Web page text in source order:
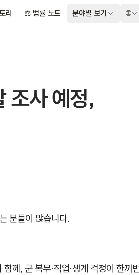
리 ⚖️ 법률 노트 분야별 보기 🌐
조사 예정,
분들이 많습니다.
께, 군 복무·직업·생계 걱정이 한꺼번